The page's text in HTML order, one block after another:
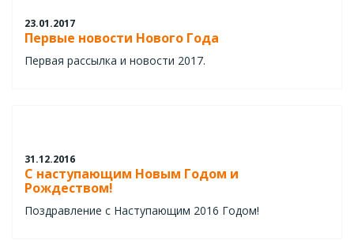
23.01.2017
Первые новости Нового Года
Первая рассылка и новости 2017.
31.12.2016
С наступающим Новым Годом и
Рождеством!
Поздравление с Наступающим 2016 Годом!